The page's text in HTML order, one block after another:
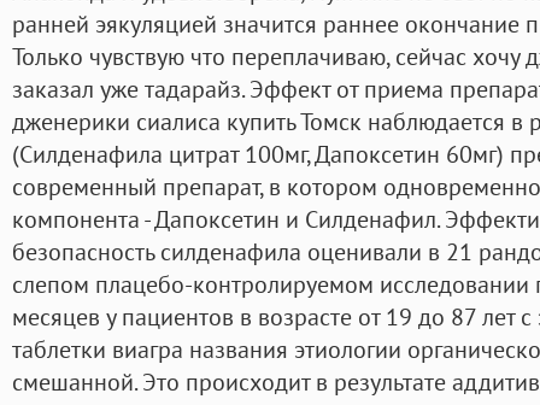
ранней эякуляцией значится раннее окончание
Только чувствую что переплачиваю, сейчас хочу
заказал уже тадарайз. Эффект от приема
дженерики сиалиса купить Томск наблюдается в
(Силденафила цитрат 100мг, Дапоксетин 60мг)
современный препарат, в котором
компонента - Дапоксетин и Силденафил.
безопасность силденафила оценивали в 21
слепом плацебо-контролируемом
месяцев у пациентов в возрасте от 19 до 87 лет
таблетки виагра названия этиологии
смешанной. Это происходит в результате